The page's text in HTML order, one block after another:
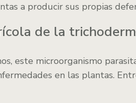
a producir sus propias
de la
este microorganismo
en las plantas.